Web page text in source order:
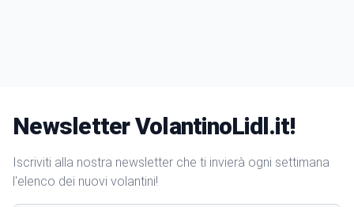
Newsletter VolantinoLidl.it!
Iscriviti alla nostra newsletter che ti invierà ogni settimana
l'elenco dei nuovi volantini!